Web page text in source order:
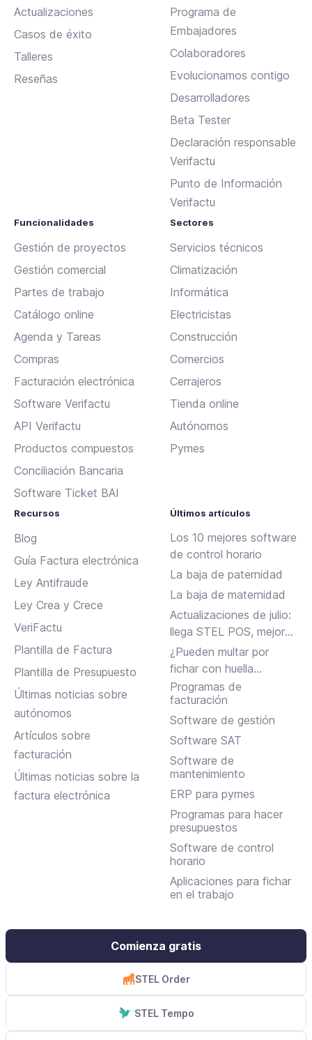
Actualizaciones
Casos de éxito
Talleres
Reseñas
Programa de
Embajadores
Colaboradores
Evolucionamos contigo
Desarrolladores
Beta Tester
Declaración responsable
Verifactu
Punto de Información
Verifactu
Funcionalidades
Gestión de proyectos
Gestión comercial
Partes de trabajo
Catálogo online
Agenda y Tareas
Compras
Facturación electrónica
Software Verifactu
API Verifactu
Productos compuestos
Conciliación Bancaria
Software Ticket BAI
Sectores
Servicios técnicos
Climatización
Informática
Electricistas
Construcción
Comercios
Cerrajeros
Tienda online
Autónomos
Pymes
Recursos
Blog
Guía Factura electrónica
Ley Antifraude
Ley Crea y Crece
VeriFactu
Plantilla de Factura
Plantilla de Presupuesto
Últimas noticias sobre
autónomos
Artículos sobre
facturación
Últimas noticias sobre la
factura electrónica
Últimos artículos
Los 10 mejores software
de control horario
La baja de paternidad
La baja de maternidad
Actualizaciones de julio:
llega STEL POS, mejoras
en Assistant, albaranes
en Inbox y más
¿Pueden multar por
fichar con huella
dactilar?
Programas de
facturación
Software de gestión
Software SAT
Software de
mantenimiento
ERP para pymes
Programas para hacer
presupuestos
Software de control
horario
Aplicaciones para fichar
en el trabajo
Comienza gratis
STEL Order
STEL Tempo